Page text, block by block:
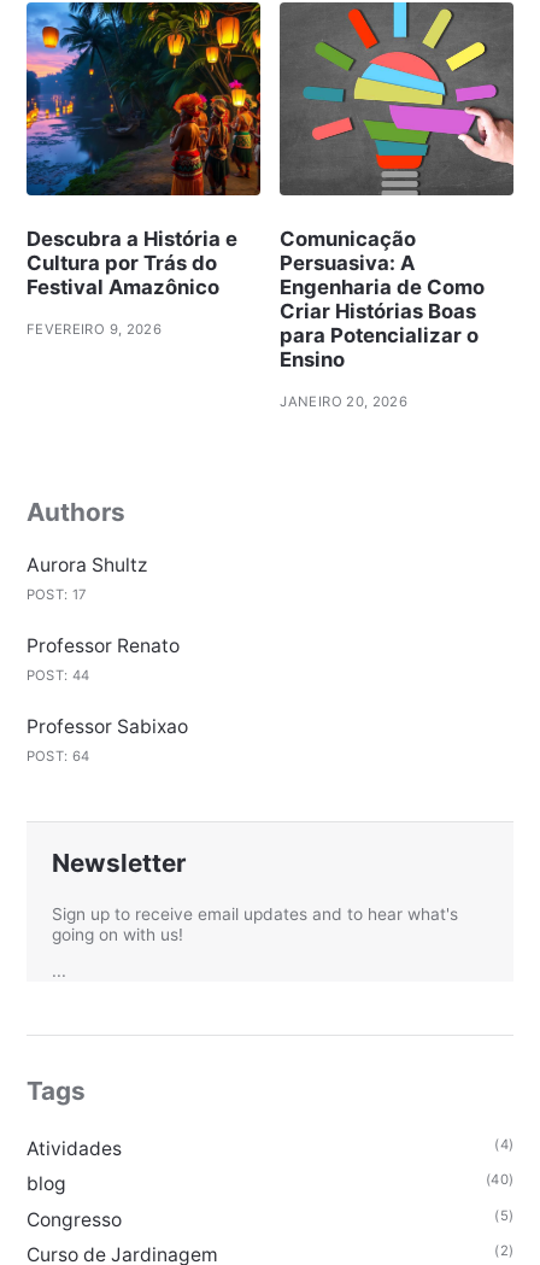
Descubra a História e
Cultura por Trás do
Festival Amazônico
FEVEREIRO 9, 2026
Comunicação
Persuasiva: A
Engenharia de Como
Criar Histórias Boas
para Potencializar o
Ensino
JANEIRO 20, 2026
Authors
Aurora Shultz
POST: 17
Professor Renato
POST: 44
Professor Sabixao
POST: 64
Newsletter
Sign up to receive email updates and to hear what's
going on with us!
...
Tags
Atividades (4)
blog (40)
Congresso (5)
Curso de Jardinagem (2)